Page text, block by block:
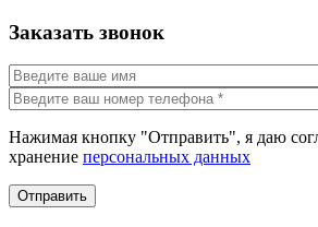
Заказать звонок
Нажимая кнопку "Отправить", я даю
хранение персональных данных
Отправить